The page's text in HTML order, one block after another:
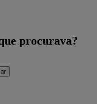
procurava?